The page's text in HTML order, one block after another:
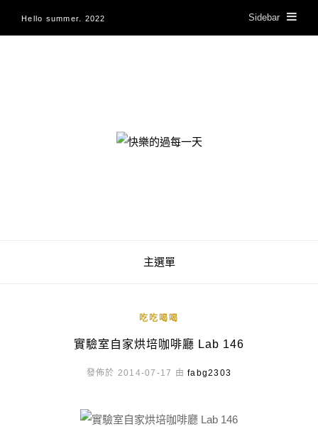
Hello summer. 2022 Sidebar
快樂的過每一天
主選單
吃吃喝喝
實驗室自家烘培咖啡廳 Lab 146
發佈於 2014-07-17 由fabg2303